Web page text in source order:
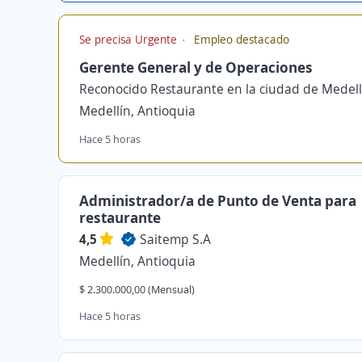
Se precisa Urgente Empleo destacado
Gerente General y de Operaciones
Reconocido Restaurante en la ciudad de
Medellín, Antioquia
Hace 5 horas
Administrador/a de Punto de Venta para
restaurante
4,5
Saitemp S.A
Medellín, Antioquia
$ 2.300.000,00 (Mensual)
Hace 5 horas